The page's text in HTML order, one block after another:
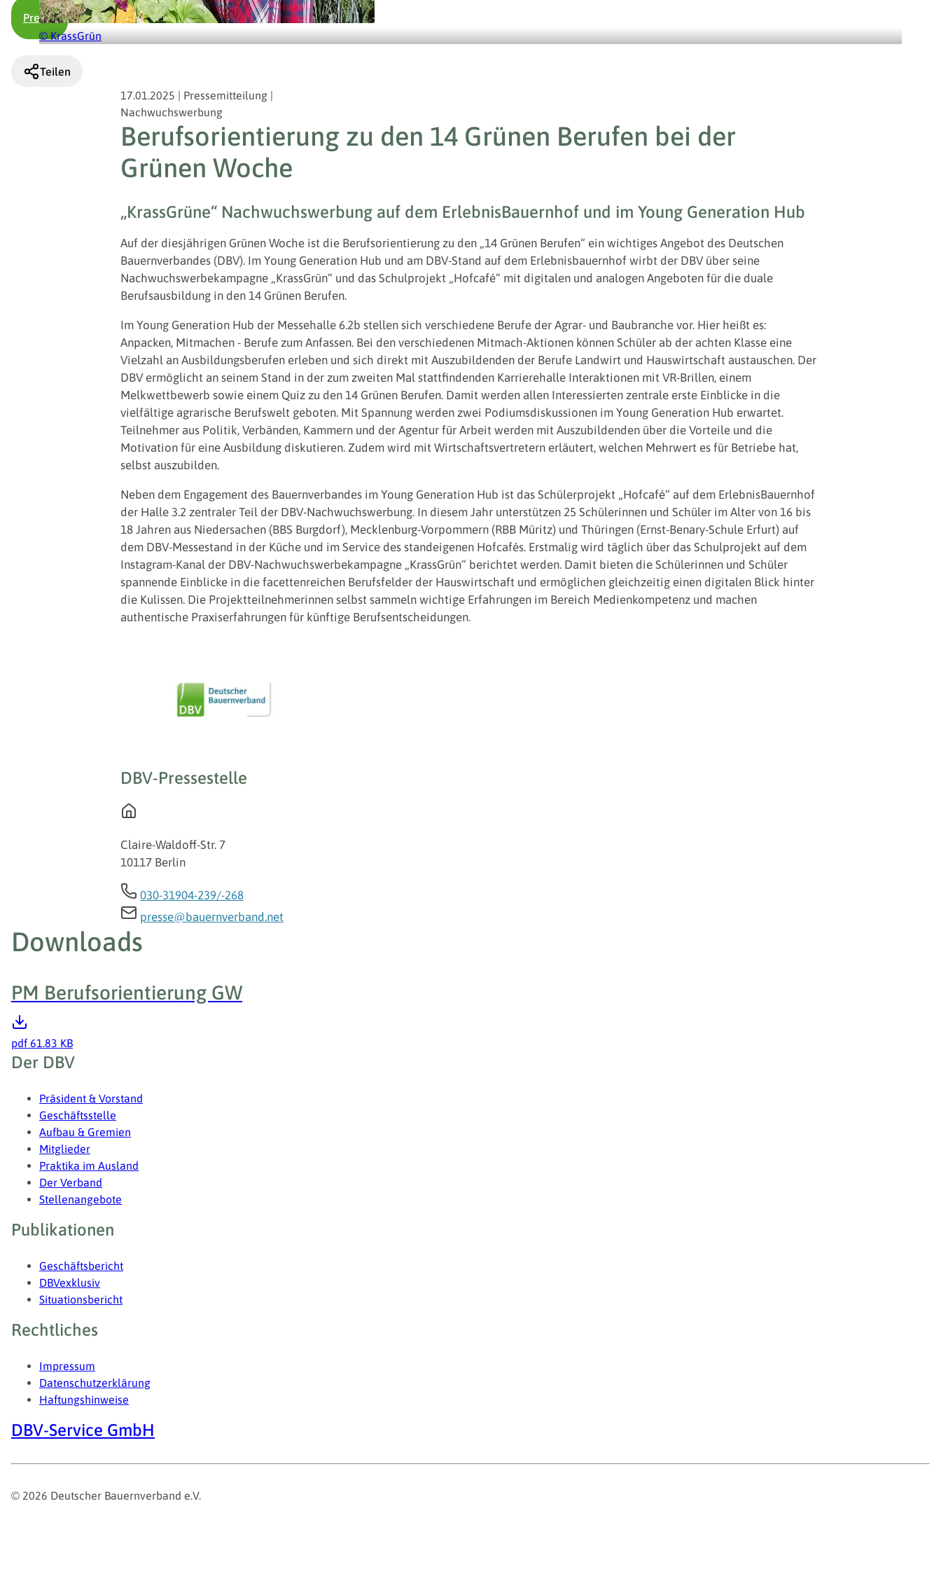
Presse
© KrassGrün
Teilen
17.01.2025 | Pressemitteilung |
Nachwuchswerbung
Berufsorientierung zu den 14 Grünen Berufen bei der
Grünen Woche
„KrassGrüne“ Nachwuchswerbung auf dem ErlebnisBauernhof und im Young Generation Hub
Auf der diesjährigen Grünen Woche ist die Berufsorientierung zu den „14 Grünen Berufen“ ein wichtiges Angebot des Deutschen
Bauernverbandes (DBV). Im Young Generation Hub und am DBV-Stand auf dem Erlebnisbauernhof wirbt der DBV über seine
Nachwuchswerbekampagne „KrassGrün“ und das Schulprojekt „Hofcafé“ mit digitalen und analogen Angeboten für die duale
Berufsausbildung in den 14 Grünen Berufen.
Im Young Generation Hub der Messehalle 6.2b stellen sich verschiedene Berufe der Agrar- und Baubranche vor. Hier heißt es:
Anpacken, Mitmachen - Berufe zum Anfassen. Bei den verschiedenen Mitmach-Aktionen können Schüler ab der achten Klasse eine
Vielzahl an Ausbildungsberufen erleben und sich direkt mit Auszubildenden der Berufe Landwirt und Hauswirtschaft austauschen. Der
DBV ermöglicht an seinem Stand in der zum zweiten Mal stattfindenden Karrierehalle Interaktionen mit VR-Brillen, einem
Melkwettbewerb sowie einem Quiz zu den 14 Grünen Berufen. Damit werden allen Interessierten zentrale erste Einblicke in die
vielfältige agrarische Berufswelt geboten. Mit Spannung werden zwei Podiumsdiskussionen im Young Generation Hub erwartet.
Teilnehmer aus Politik, Verbänden, Kammern und der Agentur für Arbeit werden mit Auszubildenden über die Vorteile und die
Motivation für eine Ausbildung diskutieren. Zudem wird mit Wirtschaftsvertretern erläutert, welchen Mehrwert es für Betriebe hat,
selbst auszubilden.
Neben dem Engagement des Bauernverbandes im Young Generation Hub ist das Schülerprojekt „Hofcafé“ auf dem ErlebnisBauernhof
der Halle 3.2 zentraler Teil der DBV-Nachwuchswerbung. In diesem Jahr unterstützen 25 Schülerinnen und Schüler im Alter von 16 bis
18 Jahren aus Niedersachen (BBS Burgdorf), Mecklenburg-Vorpommern (RBB Müritz) und Thüringen (Ernst-Benary-Schule Erfurt) auf
dem DBV-Messestand in der Küche und im Service des standeigenen Hofcafés. Erstmalig wird täglich über das Schulprojekt auf dem
Instagram-Kanal der DBV-Nachwuchswerbekampagne „KrassGrün“ berichtet werden. Damit bieten die Schülerinnen und Schüler
spannende Einblicke in die facettenreichen Berufsfelder der Hauswirtschaft und ermöglichen gleichzeitig einen digitalen Blick hinter
die Kulissen. Die Projektteilnehmerinnen selbst sammeln wichtige Erfahrungen im Bereich Medienkompetenz und machen
authentische Praxiserfahrungen für künftige Berufsentscheidungen.
DBV-Pressestelle
Claire-Waldoff-Str. 7
10117 Berlin
030-31904-239/-268
presse@bauernverband.net
Downloads
PM Berufsorientierung GW
pdf 61.83 KB
Fußzeile
Der DBV
Präsident & Vorstand
Geschäftsstelle
Aufbau & Gremien
Mitglieder
Praktika im Ausland
Der Verband
Stellenangebote
Publikationen
Geschäftsbericht
DBVexklusiv
Situationsbericht
Rechtliches
Impressum
Datenschutzerklärung
Haftungshinweise
DBV-Service GmbH
© 2026 Deutscher Bauernverband e.V.